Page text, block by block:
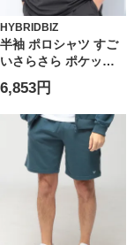
HYBRIDBIZ
半袖 ポロシャツ すご
いさらさら ポケット
トップス 無地 涼しい
春 夏 大きいサイズ メ
ンズ ビジネス
6,853円